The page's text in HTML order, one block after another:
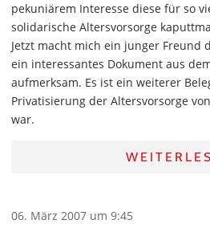
pekuniärem Interesse diese für so
solidarische Altersvorsorge
Jetzt macht mich ein junger Freund
ein interessantes Dokument aus
aufmerksam. Es ist ein weiterer
Privatisierung der Altersvorsorge
war.
06. März 2007 um 9:45